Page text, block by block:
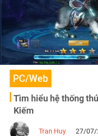
PC/Web
Tìm hiểu hệ thống
Kiếm
Tran Huy 27/07/